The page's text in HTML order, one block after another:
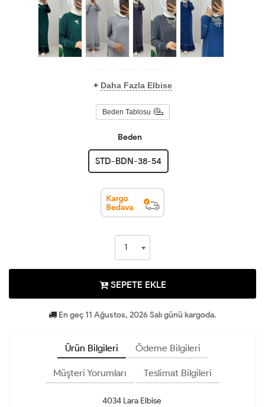
+ Daha Fazla Elbise
Beden Tablosu
Beden
STD-BDN-38-54
SEPETE EKLE
En geç 11 Ağustos, 2026 Salı günü kargoda.
Ürün Bilgileri Ödeme Bilgileri
Müşteri Yorumları Teslimat Bilgileri
4034 Lara Elbise